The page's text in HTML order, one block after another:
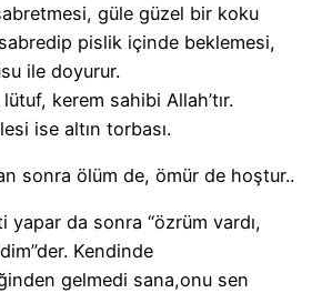
güle güzel bir koku
pislik içinde beklemesi,
ile doyurur.
kerem sahibi Allah’tır.
ise altın torbası.
sonra ölüm de, ömür de hoştur..
yapar da sonra “özrüm vardı,
Kendinde
gelmedi sana,onu sen